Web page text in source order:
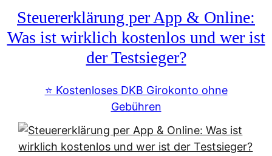
&
f
r
e
u
s
a
h
g
s
y
Steuererklärung per App & Online:
Was ist wirklich kostenlos und wer ist
der Testsieger?
⭐️ Kostenloses DKB Girokonto ohne
Gebühren